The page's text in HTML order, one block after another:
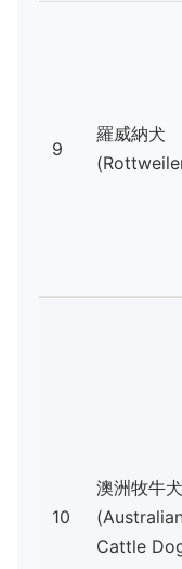
9
羅威納犬
10
澳洲牧牛犬
Cattle